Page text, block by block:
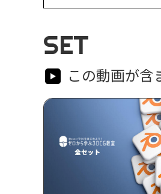
SET
この動画が含